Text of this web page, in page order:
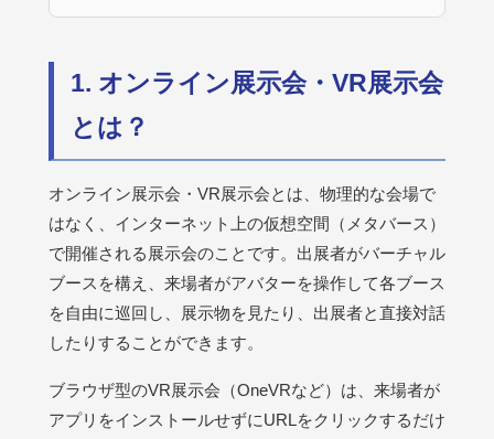
1. オンライン展示会・VR展示会
とは？
オンライン展示会・VR展示会とは、物理的な会場で
はなく、インターネット上の仮想空間（メタバース）
で開催される展示会のことです。出展者がバーチャル
ブースを構え、来場者がアバターを操作して各ブース
を自由に巡回し、展示物を見たり、出展者と直接対話
したりすることができます。
ブラウザ型のVR展示会（OneVRなど）は、来場者が
アプリをインストールせずにURLをクリックするだけ